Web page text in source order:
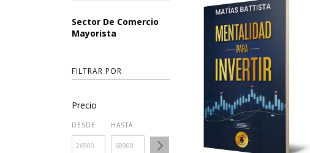
Sector De Comercio
Mayorista
FILTRAR POR
Precio
DESDE HASTA